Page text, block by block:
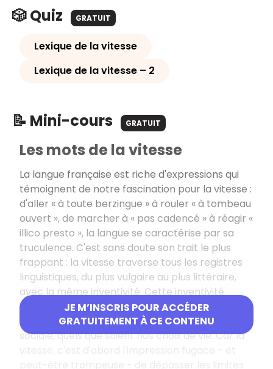
🎲 Quiz GRATUIT
Lexique de la vitesse
Lexique de la vitesse – 2
📝 Mini-cours GRATUIT
JE M’INSCRIS POUR ACCÉDER
GRATUITEMENT À CE CONTENU
Les mots de la vitesse
La langue française est riche d'expressions qui
témoignent de notre fascination pour la vitesse :
d'aller « à toute berzingue »à rouler « à tombeau
ouvert », de marcher à « pas cadencé »à réagir «
illico presto », la langue se caractérise par sa
truculence. C'est sans doute son trait le plus
frappant : la vitesse traverse tous les registres
linguistiques, du plus vulgaire au plus littéraire,
avec la même inventivité. Cette inventivité
témoigne de la fascination que la vitesse exerce
sur nous tous, quelle que soit notre origine
sociale, quels que soient nos choix de vie. Car la